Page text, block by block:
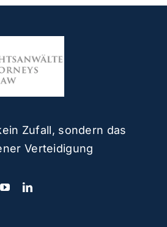
Zufall, sondern das
Verteidigung